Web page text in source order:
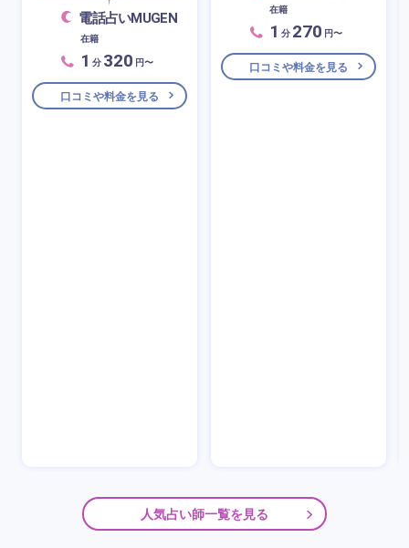
電話占いMUGEN
在籍
1 分 320 円〜
口コミや料金を見る
在籍
1 分 270 円〜
口コミや料金を見る
人気占い師一覧を見る